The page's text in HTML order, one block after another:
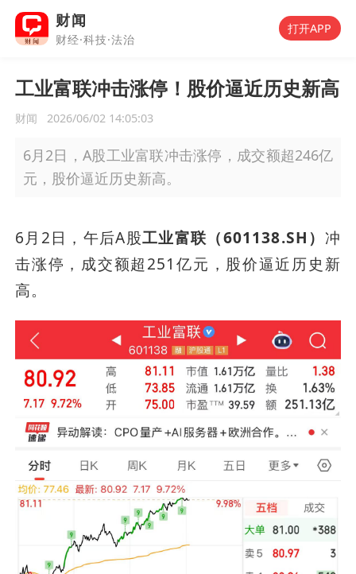
财闻
财经·科技·法治
打开APP
工业富联冲击涨停！股价逼近历史新高
财闻 2026/06/02 14:05:03
6月2日，A股工业富联冲击涨停，成交额超246亿
元，股价逼近历史新高。
6月2日，午后A股工业富联（601138.SH） 冲
击涨停，成交额超251亿元，股价逼近历史新
高。